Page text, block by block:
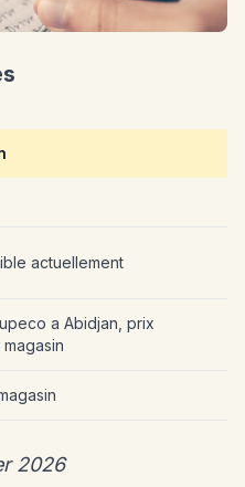
actuellement
a Abidjan, prix
2026